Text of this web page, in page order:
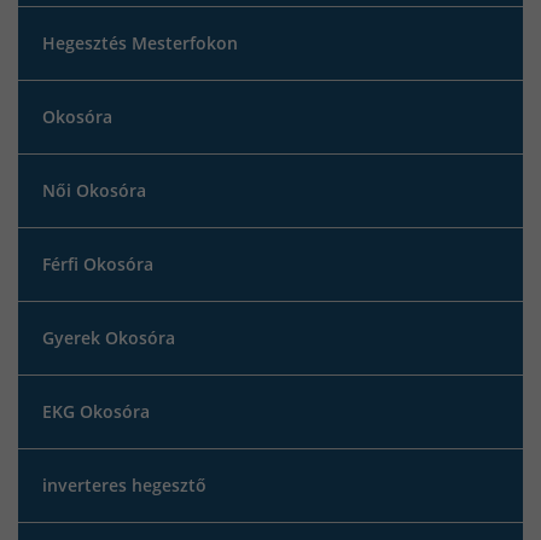
Hegesztés Mesterfokon
Okosóra
Női Okosóra
Férfi Okosóra
Gyerek Okosóra
EKG Okosóra
inverteres hegesztő